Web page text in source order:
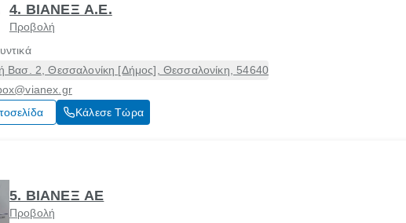
4. ΒΙΑΝΕΞ Α.Ε.
Προβολή
Βασ. 2, Θεσσαλονίκη [Δήμος], Θεσσαλονίκη, 54640
Κάλεσε Τώρα
5. ΒΙΑΝΕΞ ΑΕ
Προβολή